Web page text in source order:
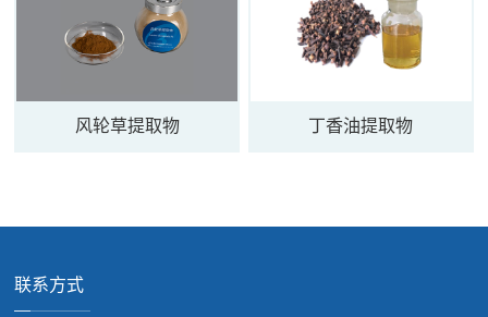
风轮草提取物 丁香油提取物
联系方式